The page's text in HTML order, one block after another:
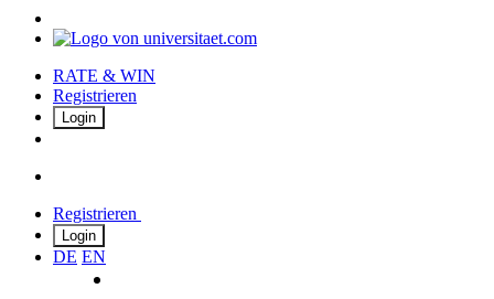
RATE & WIN
Registrieren
Login
Registrieren
Login
DE EN